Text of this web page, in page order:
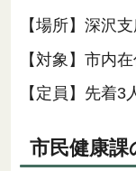
【場所】深沢
【対象】市内
【定員】先着3
市民健康課